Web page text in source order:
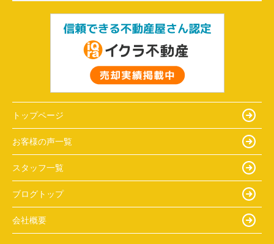
トップページ
お客様の声一覧
スタッフ一覧
ブログトップ
会社概要